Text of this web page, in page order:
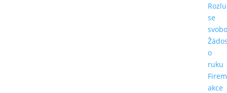
se
o
ruku
akce